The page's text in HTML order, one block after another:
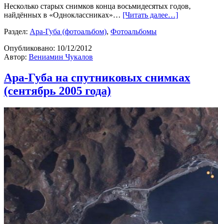
Несколько старых снимков конца восьмидесятых годов,
найдённых в «Одноклассниках»… [Читать далее…]
Раздел: Ара-Губа (фотоальбом), Фотоальбомы
Опубликовано: 10/12/2012
Автор: Вениамин Чукалов
Ара-Губа на спутниковых снимках
(сентябрь 2005 года)